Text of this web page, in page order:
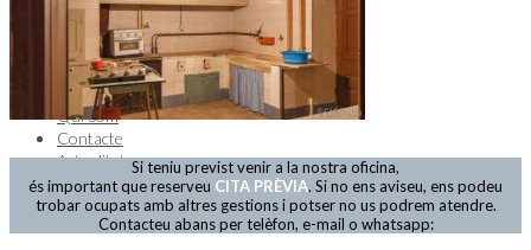
Inici
Qui Som
Contacte
Actualitat Si teniu previst venir a la nostra oficina,
és important que reserveu CITA PRÈVIA. Si no ens aviseu, ens podeu
trobar ocupats amb altres gestions i potser no us podrem atendre.
Contacteu abans per telèfon, e-mail o whatsapp: